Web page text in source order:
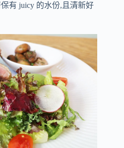
有 juicy 的水份,且清新好